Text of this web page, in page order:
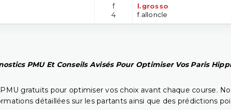
f
4
l.grosso
f.alloncle
PMU Et Conseils Avisés Pour Optimiser Vos Paris
gratuits pour optimiser vos choix avant chaque course.
détaillées sur les partants ainsi que des prédictions